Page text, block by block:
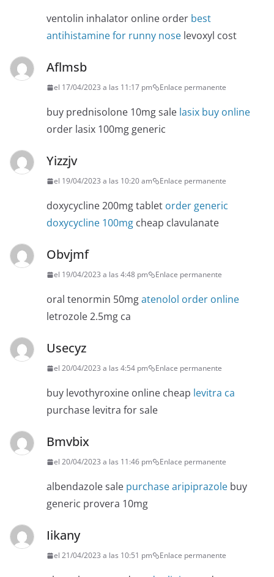
ventolin inhalator online order best
antihistamine for runny nose levoxyl cost
Aflmsb
el 17/04/2023 a las 11:17 pm Enlace permanente
buy prednisolone 10mg sale lasix buy online
order lasix 100mg generic
Yizzjv
el 19/04/2023 a las 10:20 am Enlace permanente
doxycycline 200mg tablet order generic
doxycycline 100mg cheap clavulanate
Obvjmf
el 19/04/2023 a las 4:48 pm Enlace permanente
oral tenormin 50mgatenolol order online
letrozole 2.5mg ca
Usecyz
el 20/04/2023 a las 4:54 pm Enlace permanente
buy levothyroxine online cheap levitra ca
purchase levitra for sale
Bmvbix
el 20/04/2023 a las 11:46 pm Enlace permanente
albendazole sale purchase aripiprazole buy
generic provera 10mg
Iikany
el 21/04/2023 a las 10:51 pm Enlace permanente